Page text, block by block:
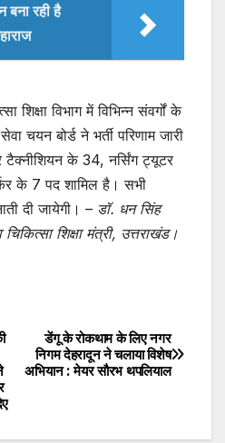
बना रही है
शिक्षा विभाग में विभिन्न संवर्गों के
चयन बोर्ड ने भर्ती परिणाम जारी
के 34, नर्सिंग ट्यूटर
के 7 पद शामिल है। सभी
दी जायेगी। – डॉ. धन सिंह
शिक्षा मंत्री, उत्तराखंड।
डेंगू के रोकथाम के लिए नगर
निगम देहरादून ने चलाया विशेष
अभियान : मेयर सौरभ थपलियाल